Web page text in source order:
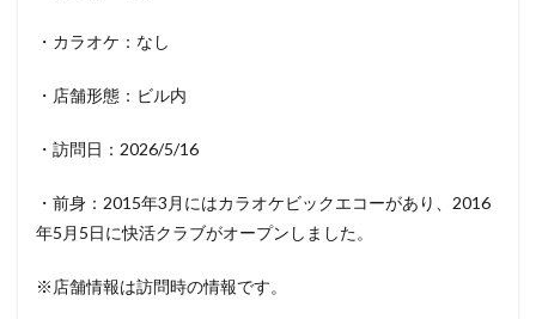
・カラオケ：なし
・店舗形態：ビル内
・訪問日：2026/5/16
・前身：2015年3月にはカラオケビックエコーがあり、2016
年5月5日に快活クラブがオープンしました。
※店舗情報は訪問時の情報です。